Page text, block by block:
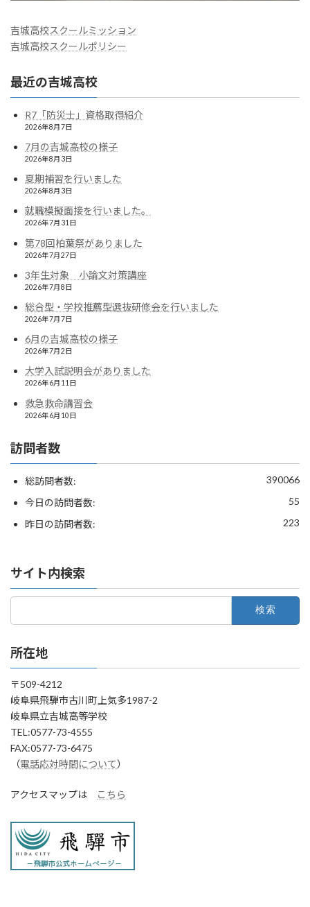
吉城高校スクールミッション
吉城高校スクールポリシー
最近の吉城高校
R7「防災士」資格取得紹介
2026年8月7日
7月の吉城高校の様子
2026年8月3日
夏期補習を行いました
2026年8月3日
就職模擬面接を行いました。
2026年7月31日
第78回柏葉祭がありました
2026年7月27日
3年生対象 小論文対策講座
2026年7月8日
総合型・学校推薦型選抜研修会を行いました
2026年7月7日
6月の吉城高校の様子
2026年7月2日
大学入試説明会がありました
2026年6月11日
救急救命講習会
2026年6月10日
訪問者数
390066
総訪問者数:
55
今日の訪問者数:
223
昨日の訪問者数:
サイト内検索
所在地
〒509-4212
岐阜県飛騨市古川町上気多1987-2
岐阜県立吉城高等学校
TEL:0577-73-4555
FAX:0577-73-6475
（電話応対時間について）
アクセスマップは こちら